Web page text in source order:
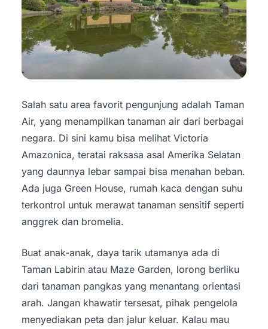
Salah satu area favorit pengunjung adalah Taman
Air, yang menampilkan tanaman air dari berbagai
negara. Di sini kamu bisa melihat Victoria
Amazonica, teratai raksasa asal Amerika Selatan
yang daunnya lebar sampai bisa menahan beban.
Ada juga Green House, rumah kaca dengan suhu
terkontrol untuk merawat tanaman sensitif seperti
anggrek dan bromelia.
Buat anak-anak, daya tarik utamanya ada di
Taman Labirin atau Maze Garden, lorong berliku
dari tanaman pangkas yang menantang orientasi
arah. Jangan khawatir tersesat, pihak pengelola
menyediakan peta dan jalur keluar. Kalau mau